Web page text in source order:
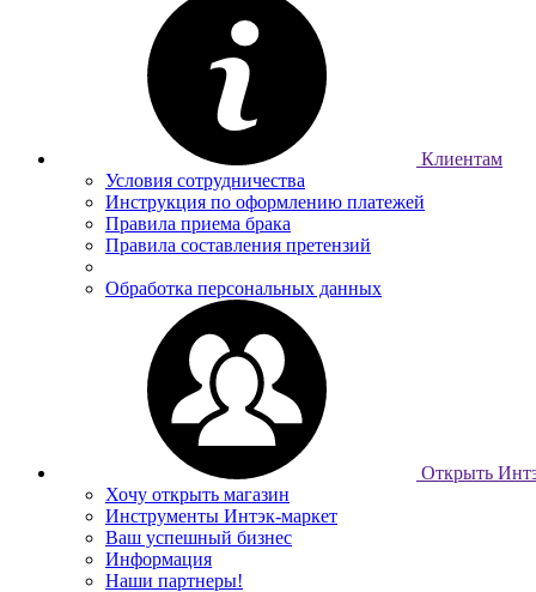
Клиентам
Условия сотрудничества
Инструкция по оформлению платежей
Правила приема брака
Правила составления претензий
Обработка персональных данных
Открыть
Хочу открыть магазин
Инструменты Интэк-маркет
Ваш успешный бизнес
Информация
Наши партнеры!